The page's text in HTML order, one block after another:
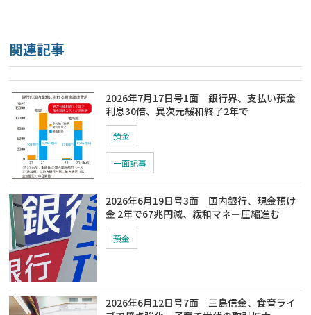
関連記事
2026年7月17日号1面 銀行界、支払い預金
利息30倍、異次元緩和終了2年で
預金
一面記事
2026年6月19日号3面 国内銀行、現金預け
金 2年で67兆円減、緩和マネー圧縮進む
預金
2026年6月12日号7面 三島信金、食育ライ